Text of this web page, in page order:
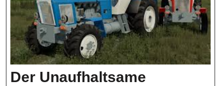
Der Unaufhaltsame